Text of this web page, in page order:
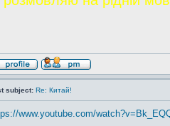
subject: Re: Китай!
www.youtube.com/